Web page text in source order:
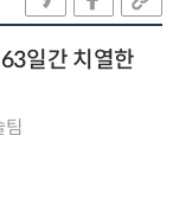
일간 치열한
팀